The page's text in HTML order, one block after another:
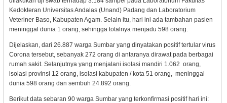
Kedokteran Universitas Andalas (Unand) Padang dan Laboratorium
Veteriner Baso, Kabupaten Agam. Selain itu, hari ini ada tambahan pasien
meninggal dunia 1 orang, sehingga totalnya menjadu 598 orang.
Dijelaskan, dari 26.887 warga Sumbar yang dinyatakan positif tertular virus
Corona tersebut, sebanyak 272 orang di antaranya dirawat pada berbagai
rumah sakit. Selanjutnya yang menjalani isolasi mandiri 1.062 orang,
isolasi provinsi 12 orang, isolasi kabupaten / kota 51 orang, meninggal
dunia 598 orang dan sembuh 24.892 orang.
Berikut data sebaran 90 warga Sumbar yang terkonfirmasi positif hari ini: